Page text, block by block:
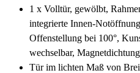
1 x Volltür, gewölbt,
integrierte Innen-
Offenstellung bei 100°,
wechselbar,
Tür im lichten Maß von